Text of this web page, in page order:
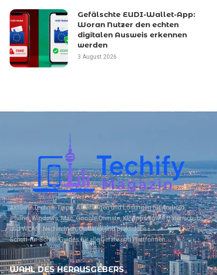
Gefälschte EUDI-Wallet-App:
Woran Nutzer den echten
digitalen Ausweis erkennen
werden
3 August 2026
Aktuelle Technik‑Tipps, Anleitungen und Lösungen für Android,
iPhone, Windows, Mac, Google‑Dienste, KI, Apps sowie Datenschutz
und WLAN. Nachrichten, Updates und praktische
Schritt‑für‑Schritt‑Guides für alle Geräte und Plattformen.
WAHL DES HERAUSGEBERS